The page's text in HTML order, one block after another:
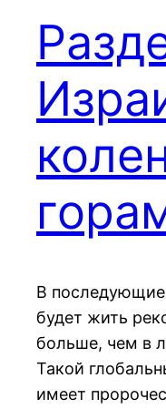
В последующие
будет жить
больше, чем в
Такой
имеет